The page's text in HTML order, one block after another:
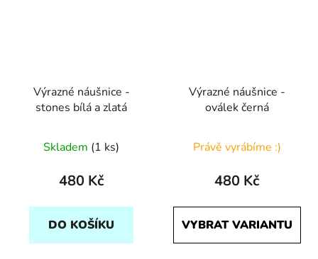
Výrazné náušnice -
stones bílá a zlatá
Skladem (1 ks)
480 Kč
DO KOŠÍKU
Výrazné náušnice -
oválek černá
Právě vyrábíme :)
480 Kč
VYBRAT VARIANTU